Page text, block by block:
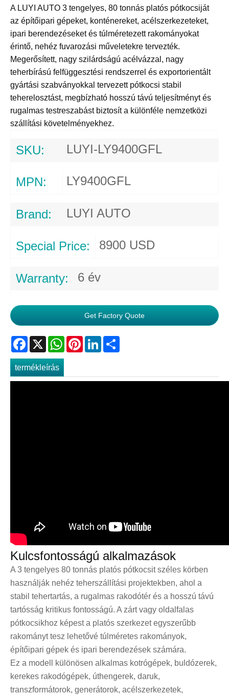
A LUYI AUTO 3 tengelyes, 80 tonnás platós pótkocsiját
az építőipari gépeket, konténereket, acélszerkezeteket,
ipari berendezéseket és túlméretezett rakományokat
érintő, nehéz fuvarozási műveletekre tervezték.
Megerősített, nagy szilárdságú acélvázzal, nagy
teherbírású felfüggesztési rendszerrel és exportorientált
gyártási szabványokkal tervezett pótkocsi stabil
teherelosztást, megbízható hosszú távú teljesítményt és
rugalmas testreszabást biztosít a különféle nemzetközi
szállítási követelményekhez.
SKU: LUYI-LY9400GFL
MPN: LY9400GFL
Brand: LUYI AUTO
Special Price: 8900 USD
Warranty: 6 év
Get Factory Quote
Facebook
X WhatsApp
PinterestLinkedIn
termékleírás
Kulcsfontosságú alkalmazások
A 3 tengelyes 80 tonnás platós pótkocsit széles körben
használják nehéz teherszállítási projektekben, ahol a
stabil tehertartás, a rugalmas rakodótér és a hosszú távú
tartósság kritikus fontosságú. A zárt vagy oldalfalas
pótkocsikhoz képest a platós szerkezet egyszerűbb
rakományt tesz lehetővé túlméretes rakományok,
építőipari gépek és ipari berendezések számára.
Ez a modell különösen alkalmas kotrógépek, buldózerek,
kerekes rakodógépek, úthengerek, daruk,
transzformátorok, generátorok, acélszerkezetek,